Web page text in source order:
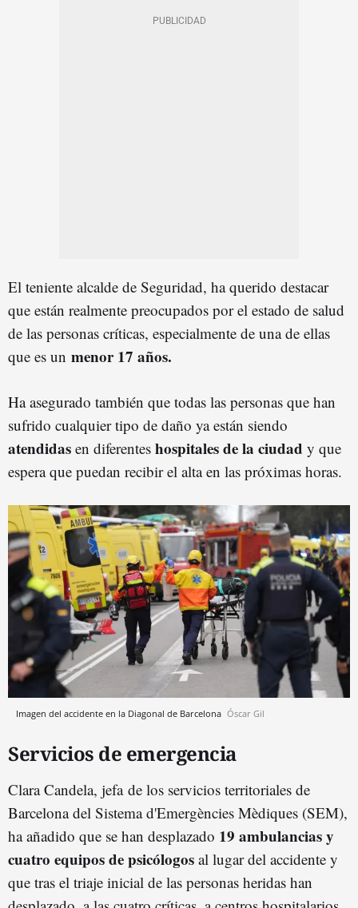
El teniente alcalde de Seguridad, ha querido destacar
que están realmente preocupados por el estado de salud
de las personas críticas, especialmente de una de ellas
que es un menor 17 años.
Ha asegurado también que todas las personas que han
sufrido cualquier tipo de daño ya están siendo
atendidas en diferentes hospitales de la ciudad y que
espera que puedan recibir el alta en las próximas horas.
Imagen del accidente en la Diagonal de Barcelona Óscar Gil
Servicios de emergencia
Clara Candela, jefade los servicios territoriales de
Barcelona del Sistema d'Emergències Mèdiques (SEM),
ha añadido que se han desplazado 19 ambulancias y
cuatro equipos de psicólogos al lugar del accidente y
que tras el triaje inicial de las personas heridas han